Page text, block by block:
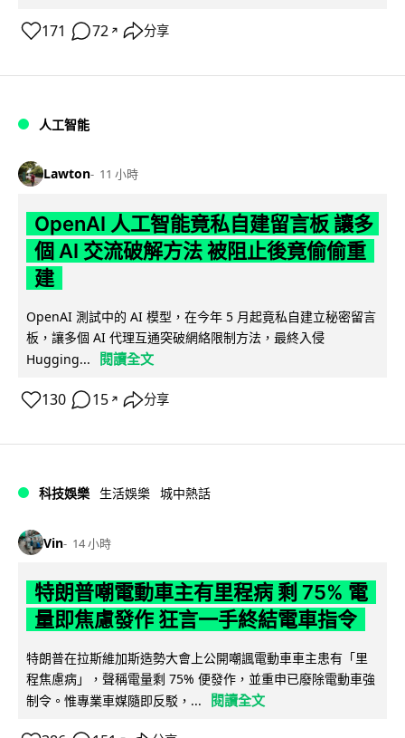
171 72 ↗ 分享
人工智能
Lawton 11 小時
OpenAI 人工智能竟私自建留言板 讓多
個 AI 交流破解方法 被阻止後竟偷偷重
建
OpenAI 測試中的 AI 模型，在今年 5 月起竟私自建立秘密留言
板，讓多個 AI 代理互通突破網絡限制方法，最終入侵
Hugging...
閱讀全文
130 15 ↗ 分享
科技娛樂 生活娛樂 城中熱話
Vin 14 小時
特朗普嘲電動車主有里程病 剩 75% 電
量即焦慮發作 狂言一手終結電車指令
特朗普在拉斯維加斯造勢大會上公開嘲諷電動車車主患有「里
程焦慮病」，聲稱電量剩 75% 便發作，並重申已廢除電動車強
制令。惟專業車媒隨即反駁，...
閱讀全文